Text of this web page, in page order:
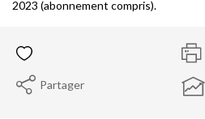
2023 (abonnement compris).
Partager